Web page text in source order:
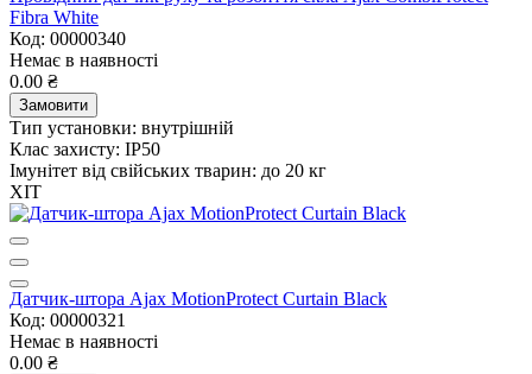
Fibra White
Код: 00000340
Немає в наявності
0.00 ₴
Замовити
Тип установки: внутрішній
Клас захисту: IP50
Імунітет від свійських тварин: до 20 кг
ХІТ
Датчик-штора Ajax MotionProtect Curtain Black
Код: 00000321
Немає в наявності
0.00 ₴